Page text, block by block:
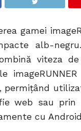
gamei
alb-
viteza
permiţând
web sau
cu